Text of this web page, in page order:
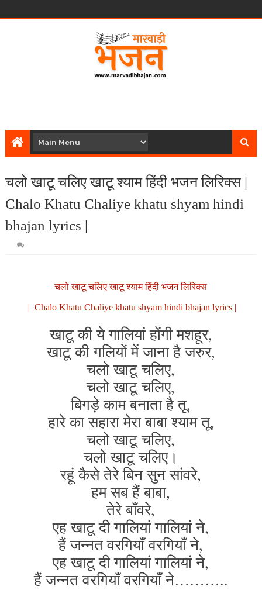
चलो खाटू चलिए खाटू श्याम हिंदी भजन लिरिक्स |
Chalo Khatu Chaliye khatu shyam hindi
bhajan lyrics |
चलो खाटू चलिए खाटू श्याम हिंदी भजन लिरिक्स
| Chalo Khatu Chaliye khatu shyam hindi bhajan lyrics |
खाटू की ये गालियां होंगी मशहूर,
खाटू की गलियों में जाना है जरुर,
चलो खाटू चलिए,
चलो खाटू चलिए,
बिगड़े काम बनाता है तू,
हारे का सहारा मेरा बाबा श्याम तू,
चलो खाटू चलिए,
चलो खाटू चलिए।
रहूं कैसे तेरे बिन सुन सांवरे,
हम सब हैं बाबा,
तेरे बाँवरे,
एह खाटू दी गालियां गालियां ने,
हैं जन्नत वरगियाँ वरगियाँ ने,
एह खाटू दी गालियां गालियां ने,
हैं जन्नत वरगियाँ वरगियाँ ने………..